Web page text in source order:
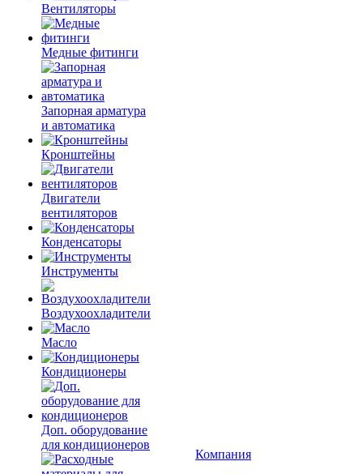
Вентиляторы
Медные фитинги
Запорная арматура
и автоматика
Кронштейны
Двигатели
вентиляторов
Конденсаторы
Инструменты
Воздухоохладители
Масло
Кондиционеры
Доп. оборудование
для кондиционеров
Компания